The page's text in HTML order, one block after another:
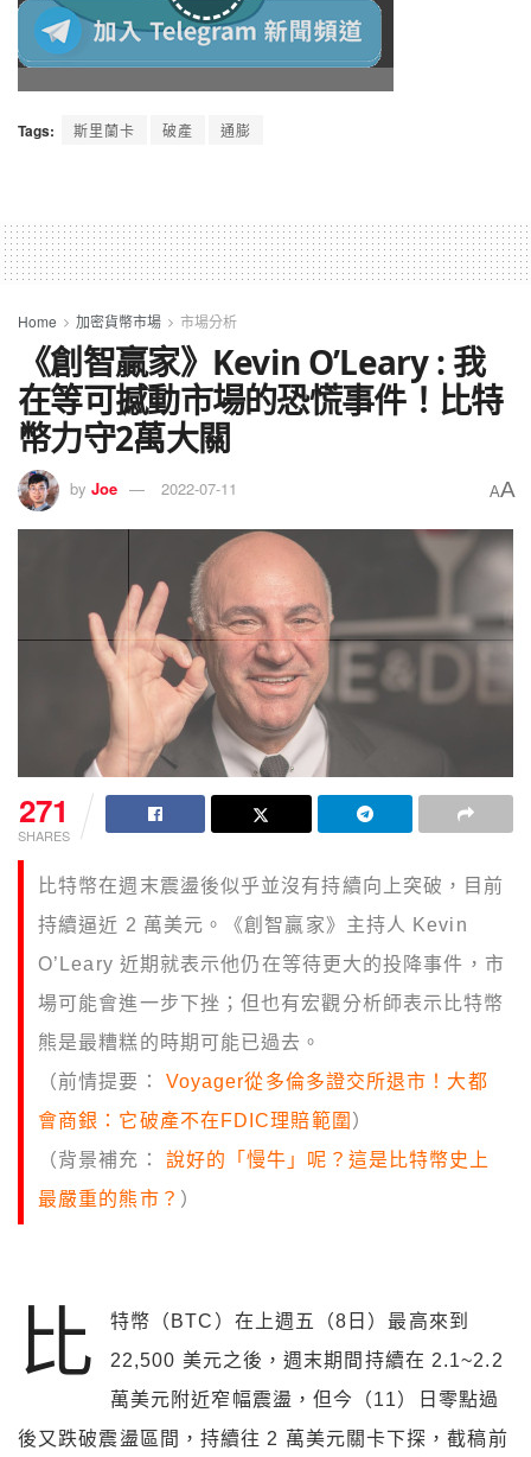
Tags: 斯里蘭卡 破產 通膨
Home 加密貨幣市場 市場分析
《創智贏家》Kevin O’Leary : 我
在等可撼動市場的恐慌事件！比特
幣力守2萬大關
by Joe 2022-07-11 AA
271
SHARES
比特幣在週末震盪後似乎並沒有持續向上突破，目前
持續逼近 2 萬美元。《創智贏家》主持人 Kevin
O’Leary 近期就表示他仍在等待更大的投降事件，市
場可能會進一步下挫；但也有宏觀分析師表示比特幣
熊是最糟糕的時期可能已過去。
（前情提要： Voyager從多倫多證交所退市！大都
會商銀：它破產不在FDIC理賠範圍 ）
（背景補充： 說好的「慢牛」呢？這是比特幣史上
最嚴重的熊市？ ）
比
特幣（BTC）在上週五（8日）最高來到
22,500 美元之後，週末期間持續在 2.1~2.2
萬美元附近窄幅震盪，但今（11）日零點過
後又跌破震盪區間，持續往 2 萬美元關卡下探，截稿前